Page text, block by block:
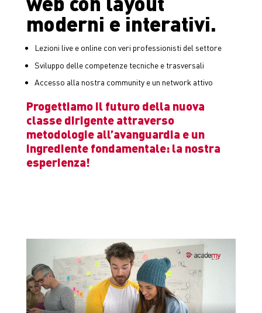
moderni e interativi.
Lezioni live e online con veri professionisti del settore
Sviluppo delle competenze tecniche e trasversali
Accesso alla nostra community e un network attivo
Progettiamo il futuro della nuova
classe dirigente attraverso
metodologie all’avanguardia e un
ingrediente fondamentale: la nostra
esperienza!